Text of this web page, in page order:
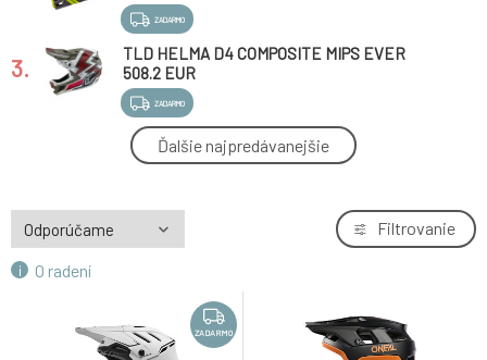
ZADARMO
3.
ZADARMO
TLD HELMA D4 COMPOSITE MIPS EVER
TARMAC (14053100)
508.2 EUR
661 Dirt Lid - XV Orange helma
48.2 EUR
5.
KELLYS Přilba TOWN CAP navy blue M/L
ZADARMO
7idp - SEVEN (by Royal) helma M2 Tactic Red
White B (20)
132.7 EUR
Ďalšie najpredávanejšie
O radení
Filtrovanie
ZADARMO